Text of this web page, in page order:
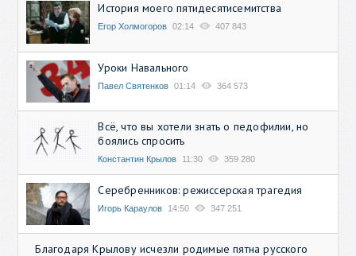
История моего пятидесятисемитства
Егор Холмогоров 02:14 407 843
Уроки Навального
Павел Святенков 01:14 364 573
Всё, что вы хотели знать о педофилии, но
боялись спросить
Константин Крылов 11:30 359 280
Серебренников: режиссерская трагедия
Игорь Караулов 14:50 347 251
Благодаря Крылову исчезли родимые пятна русского